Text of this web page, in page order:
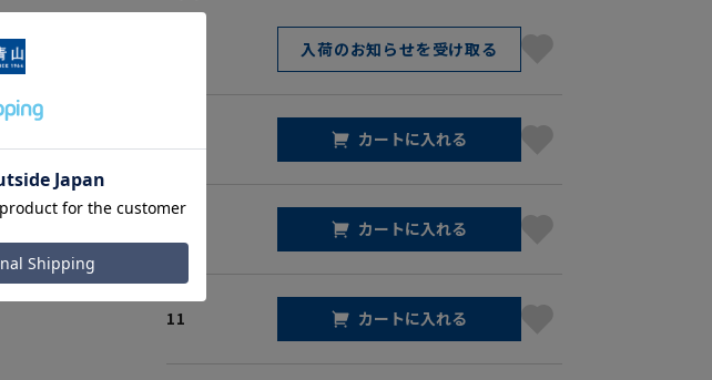
ホワイト
入荷のお知らせを受け取る
カートに入れる
カートに入れる
11 カートに入れる